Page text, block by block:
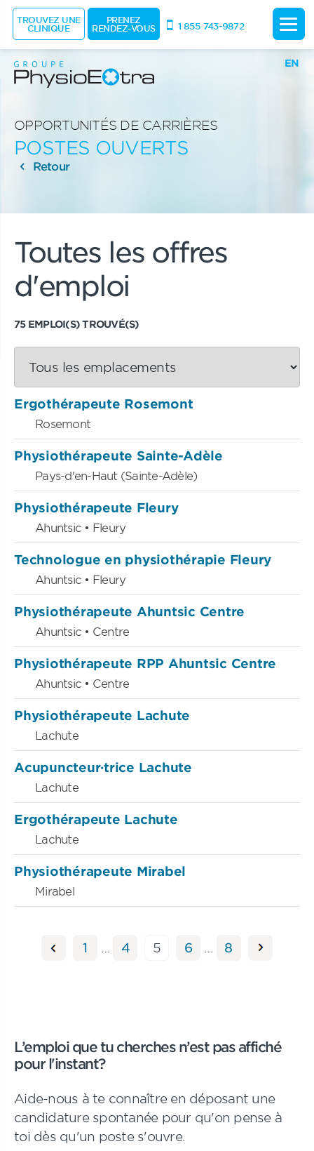
EN
OPPORTUNITÉS DE CARRIÈRES
POSTES OUVERTS
Retour
Toutes les offres
d'emploi
75 EMPLOI(S) TROUVÉ(S)
Ergothérapeute Rosemont
Rosemont
Physiothérapeute Sainte-Adèle
Pays-d'en-Haut (Sainte-Adèle)
Physiothérapeute Fleury
Ahuntsic • Fleury
Technologue en physiothérapie Fleury
Ahuntsic • Fleury
Physiothérapeute Ahuntsic Centre
Ahuntsic • Centre
Physiothérapeute RPP Ahuntsic Centre
Ahuntsic • Centre
Physiothérapeute Lachute
Lachute
Acupuncteur·trice Lachute
Lachute
Ergothérapeute Lachute
Lachute
Physiothérapeute Mirabel
Mirabel
Pagination
Page
1 Page
4 Page
5 Page
6 Page
8
L’emploi que tu cherches n’est pas affiché
pour l'instant?
Aide-nous à te connaître en déposant une
candidature spontanée pour qu'on pense à
toi dès qu'un poste s'ouvre.
TROUVEZ UNE
CLINIQUE
PRENEZ
RENDEZ-VOUS 1 855 743-9872